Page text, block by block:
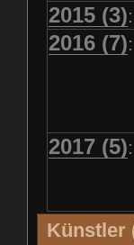
2015 (3):
2016 (7):
2017 (5):
Künstler